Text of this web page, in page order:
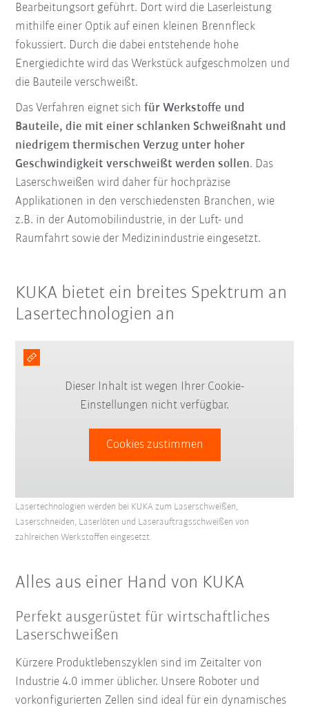
Bearbeitungsort geführt. Dort wird die Laserleistung
mithilfe einer Optik auf einen kleinen Brennfleck
fokussiert. Durch die dabei entstehende hohe
Energiedichte wird das Werkstück aufgeschmolzen und
die Bauteile verschweißt.
Das Verfahren eignet sichfür Werkstoffe und
Bauteile, die mit einer schlanken Schweißnaht und
niedrigem thermischen Verzug unter hoher
Geschwindigkeit verschweißt werden sollen. Das
Laserschweißen wird daher für hochpräzise
Applikationen in den verschiedensten Branchen, wie
z.B. in der Automobilindustrie, in der Luft- und
Raumfahrt sowie der Medizinindustrie eingesetzt.
KUKA bietet ein breites Spektrum an
Lasertechnologien an
Dieser Inhalt ist wegen Ihrer Cookie-
Einstellungen nicht verfügbar.
Cookies zustimmen
Lasertechnologien werden bei KUKA zum Laserschweißen,
Laserschneiden, Laserlöten und Laserauftragsschweißen von
zahlreichen Werkstoffen eingesetzt.
Alles aus einer Hand von KUKA
Perfekt ausgerüstet für wirtschaftliches
Laserschweißen
Kürzere Produktlebenszyklen sind im Zeitalter von
Industrie 4.0 immer üblicher. Unsere Roboter und
vorkonfigurierten Zellen sind ideal für ein dynamisches